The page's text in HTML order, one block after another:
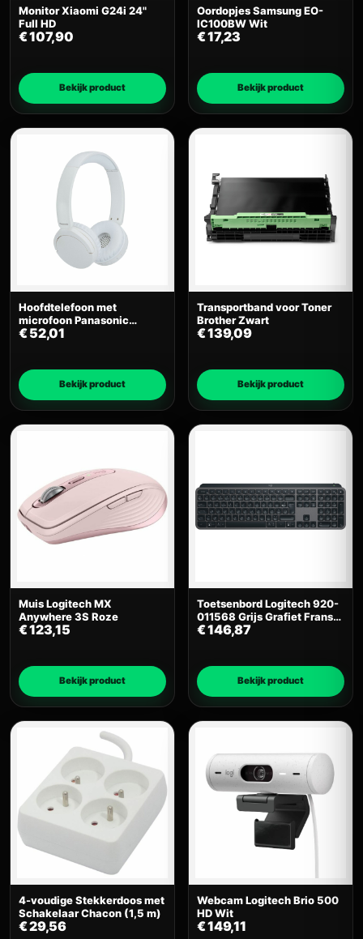
Monitor Xiaomi G24i 24"
Full HD
€107,90
Bekijk product
Oordopjes Samsung EO-
IC100BW Wit
€17,23
Bekijk product
Hoofdtelefoon met
microfoon Panasonic
RBHF630BEW BLAN Wit
€52,01
Bekijk product
Transportband voor Toner
Brother Zwart
€139,09
Bekijk product
Muis Logitech MX
Anywhere 3S Roze
€123,15
Bekijk product
Toetsenbord Logitech 920-
011568 Grijs Grafiet Frans
AZERTY
€146,87
Bekijk product
4-voudige Stekkerdoos met
Schakelaar Chacon (1,5 m)
€29,56
Webcam Logitech Brio 500
HD Wit
€149,11